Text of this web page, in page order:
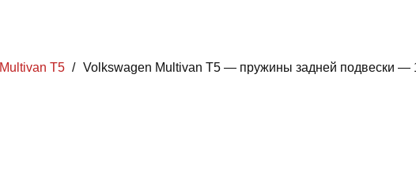
Multivan T5 / Volkswagen Multivan T5 — пружины задней подвески